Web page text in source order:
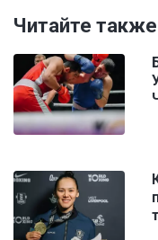
Читайте также